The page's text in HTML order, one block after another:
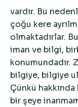
vardır. Bu
çoğu kere
olmaktadırlar.
iman ve bilgi,
konumundadır.
bilgiye, bilgiye
Çünkü
bir şeye